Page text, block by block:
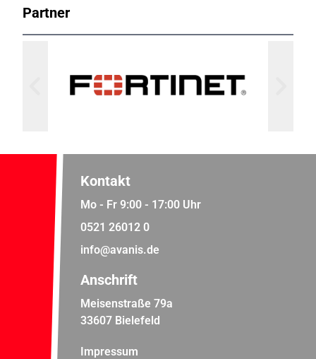
Partner
Kontakt
Mo - Fr 9:00 - 17:00 Uhr
0521 26012 0
info@avanis.de
Anschrift
Meisenstraße 79a
33607 Bielefeld
Impressum